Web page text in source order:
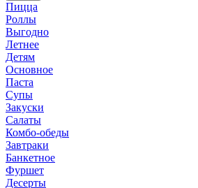
Пицца
Роллы
Выгодно
Летнее
Детям
Основное
Паста
Супы
Закуски
Салаты
Комбо-обеды
Завтраки
Банкетное
Фуршет
Десерты